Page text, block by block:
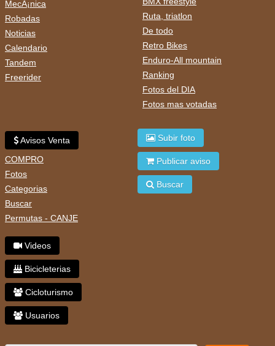
MecÃ¡nica
Robadas
Noticias
Calendario
Tandem
Freerider
Ruta, triatlon
De todo
Retro Bikes
Enduro-All mountain
Ranking
Fotos del DIA
Fotos mas votadas
Avisos Venta
COMPRO
Fotos
Categorias
Buscar
Permutas - CANJE
Videos
Bicicleterias
Cicloturismo
Usuarios
Subir foto
Publicar aviso
Buscar